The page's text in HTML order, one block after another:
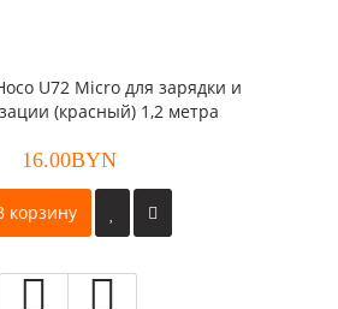
U72 Micro для зарядки и
(красный) 1,2 метра
16.00BYN
корзину